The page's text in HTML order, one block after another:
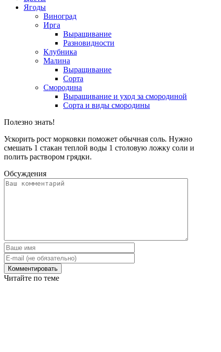
Ягоды
Виноград
Ирга
Выращивание
Разновидности
Клубника
Малина
Выращивание
Сорта
Смородина
Выращивание и уход за смородиной
Сорта и виды смородины
Полезно знать!
Ускорить рост морковки поможет обычная соль. Нужно
смешать 1 стакан теплой воды 1 столовую ложку соли и
полить раствором грядки.
Обсуждения
Читайте по теме